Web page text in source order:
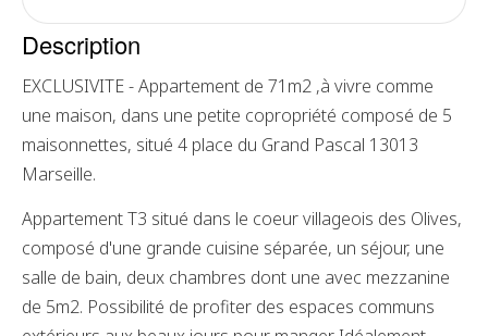
Description
EXCLUSIVITE - Appartement de 71m2 ,à vivre comme
une maison, dans une petite copropriété composé de 5
maisonnettes, situé 4 place du Grand Pascal 13013
Marseille.
Appartement T3 situé dans le coeur villageois des Olives,
composé d'une grande cuisine séparée, un séjour, une
salle de bain, deux chambres dont une avec mezzanine
de 5m2. Possibilité de profiter des espaces communs